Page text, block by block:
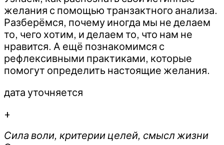
желания с помощью транзактного анализа.
Разберёмся, почему иногда мы не делаем
то, чего хотим, и делаем то, что нам не
нравится. А ещё познакомимся с
рефлексивными практиками, которые
помогут определить настоящие желания.
дата уточняется
+
Сила воли, критерии целей, смысл жизни